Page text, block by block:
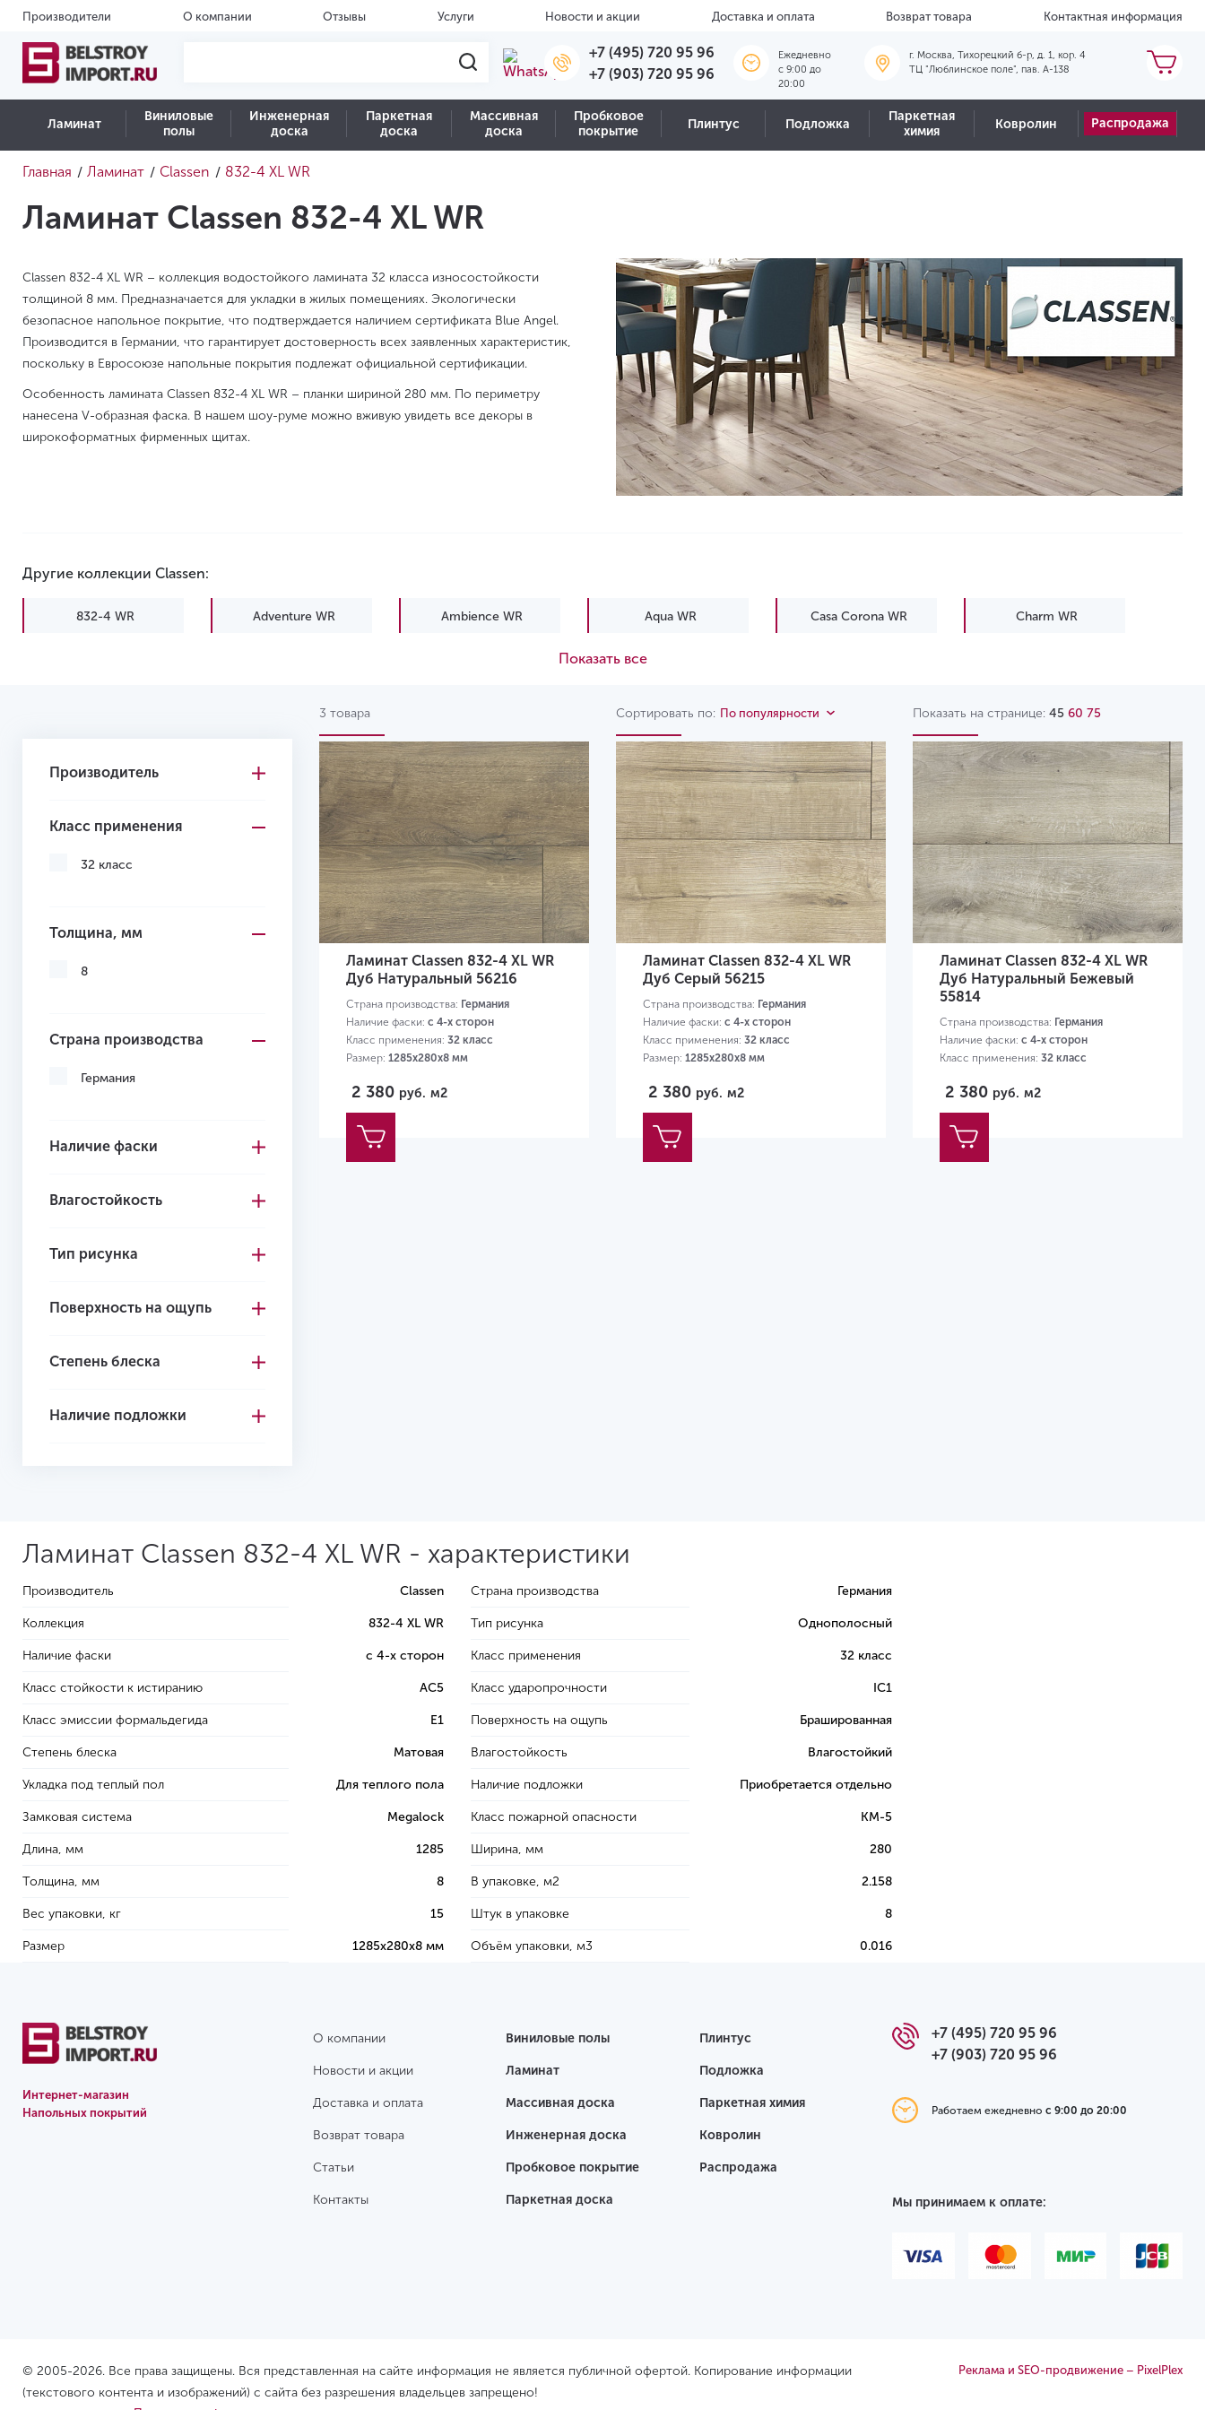
Производители О компании Отзывы Услуги Новости и акции Доставка и оплата Возврат товара Контактная информация
+7 (495) 720 95 96
+7 (903) 720 95 96
Ежедневно
c 9:00 до
20:00
г. Москва, Тихорецкий б-р, д. 1, кор. 4
ТЦ "Люблинское поле", пав. А-138
Ламинат
Виниловые
полы
Инженерная
доска
Паркетная
доска
Массивная
доска
Пробковое
покрытие
Плинтус Подложка
Паркетная
химия
Ковролин Распродажа
Главная / Ламинат / Classen / 832-4 XL WR
Ламинат Classen 832-4 XL WR
Classen 832-4 XL WR – коллекция водостойкого ламината 32 класса износостойкости
толщиной 8 мм. Предназначается для укладки в жилых помещениях. Экологически
безопасное напольное покрытие, что подтверждается наличием сертификата Blue Angel.
Производится в Германии, что гарантирует достоверность всех заявленных характеристик,
поскольку в Евросоюзе напольные покрытия подлежат официальной сертификации.
Особенность ламината Classen 832-4 XL WR – планки шириной 280 мм. По периметру
нанесена V-образная фаска. В нашем шоу-руме можно вживую увидеть все декоры в
широкоформатных фирменных щитах.
Другие коллекции Classen:
832-4 WR Adventure WR Ambience WR Aqua WR Casa Corona WR Charm WR
Emotions WR
Nature WR Story WR Villa WR Ville Visiogrande WR
Показать все
3 товара Сортировать по: По популярности Показать на странице: 45 60 75
Производитель
Класс применения
32 класс
Толщина, мм
8
Страна производства
Германия
Наличие фаски
Влагостойкость
Тип рисунка
Поверхность на ощупь
Степень блеска
Наличие подложки
Ламинат Classen 832-4 XL WR
Дуб Натуральный 56216
Страна производства: Германия
Наличие фаски: с 4-х сторон
Класс применения: 32 класс
Размер: 1285х280х8 мм
2 380 руб. м2
Ламинат Classen 832-4 XL WR
Дуб Серый 56215
Страна производства: Германия
Наличие фаски: с 4-х сторон
Класс применения: 32 класс
Размер: 1285х280х8 мм
2 380 руб. м2
Ламинат Classen 832-4 XL WR
Дуб Натуральный Бежевый
55814
Страна производства: Германия
Наличие фаски: с 4-х сторон
Класс применения: 32 класс
2 380 руб. м2
Ламинат Classen 832-4 XL WR - характеристики
Производитель Classen
Коллекция 832-4 XL WR
Наличие фаски с 4-х сторон
Класс стойкости к истиранию AC5
Класс эмиссии формальдегида E1
Степень блеска Матовая
Укладка под теплый пол Для теплого пола
Замковая система Megalock
Длина, мм 1285
Толщина, мм 8
Вес упаковки, кг 15
Размер 1285х280х8 мм
Страна производства Германия
Тип рисунка Однополосный
Класс применения 32 класс
Класс ударопрочности IC1
Поверхность на ощупь Брашированная
Влагостойкость Влагостойкий
Наличие подложки Приобретается отдельно
Класс пожарной опасности КМ-5
Ширина, мм 280
В упаковке, м2 2.158
Штук в упаковке 8
Объём упаковки, м3 0.016
Интернет-магазин
Напольных покрытий
О компании
Новости и акции
Доставка и оплата
Возврат товара
Статьи
Контакты
Виниловые полы
Ламинат
Массивная доска
Инженерная доска
Пробковое покрытие
Паркетная доска
Плинтус
Подложка
Паркетная химия
Ковролин
Распродажа
+7 (495) 720 95 96
+7 (903) 720 95 96
Работаем ежедневнос 9:00 до 20:00
Мы принимаем к оплате:
© 2005-2026. Все права защищены. Вся представленная на сайте информация не является публичной офертой. Копирование информации
(текстового контента и изображений) с сайта без разрешения владельцев запрещено!
Реклама и SEO-продвижение – PixelPlex